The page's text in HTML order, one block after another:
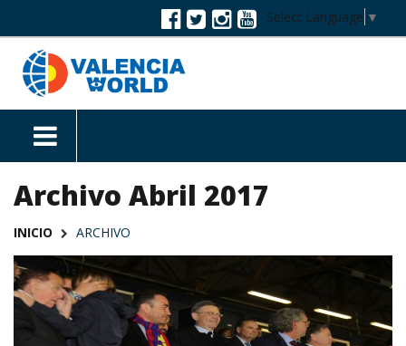
Select Language ▼
Archivo Abril 2017
INICIO ARCHIVO